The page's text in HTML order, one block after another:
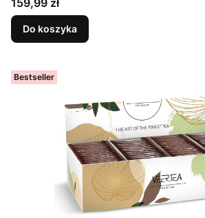
159,99 zł
Do koszyka
Bestseller